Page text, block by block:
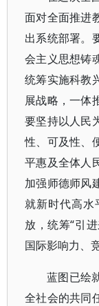
面对全面推进
出系统部署。
会主义思想铸
统筹实施科教
展战略，一体
要坚持以人民
性、可及性、
平惠及全体人
加强师德师风
就新时代高水
放，统筹“引
国际影响力、
蓝图已绘
全社会的共同